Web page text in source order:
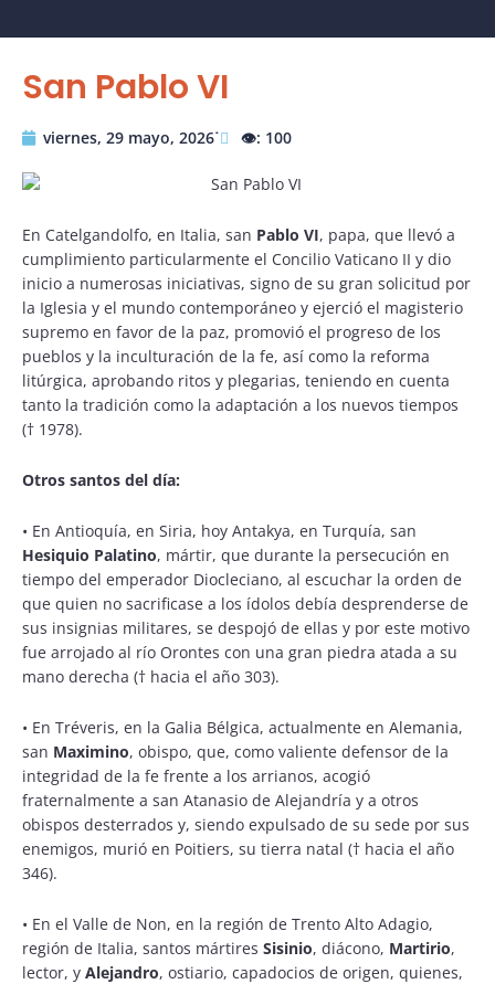
San Pablo VI
viernes, 29 mayo, 2026˙ 👁️: 100
En Catelgandolfo, en Italia, san Pablo VI, papa, que llevó a
cumplimiento particularmente el Concilio Vaticano II y dio
inicio a numerosas iniciativas, signo de su gran solicitud por
la Iglesia y el mundo contemporáneo y ejerció el magisterio
supremo en favor de la paz, promovió el progreso de los
pueblos y la inculturación de la fe, así como la reforma
litúrgica, aprobando ritos y plegarias, teniendo en cuenta
tanto la tradición como la adaptación a los nuevos tiempos
(† 1978).
Otros santos del día:
• En Antioquía, en Siria, hoy Antakya, en Turquía, san
Hesiquio Palatino, mártir, que durante la persecución en
tiempo del emperador Diocleciano, al escuchar la orden de
que quien no sacrificase a los ídolos debía desprenderse de
sus insignias militares, se despojó de ellas y por este motivo
fue arrojado al río Orontes con una gran piedra atada a su
mano derecha († hacia el año 303).
• En Tréveris, en la Galia Bélgica, actualmente en Alemania,
san Maximino, obispo, que, como valiente defensor de la
integridad de la fe frente a los arrianos, acogió
fraternalmente a san Atanasio de Alejandría y a otros
obispos desterrados y, siendo expulsado de su sede por sus
enemigos, murió en Poitiers, su tierra natal († hacia el año
346).
• En el Valle de Non, en la región de Trento Alto Adagio,
región de Italia, santos mártires Sisinio, diácono, Martirio,
lector, y Alejandro, ostiario, capadocios de origen, quienes,